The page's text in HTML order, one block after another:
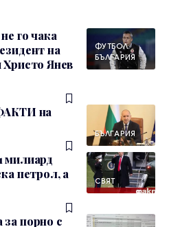
ФУТБОЛ
БЪЛГАРИЯ
го чака
на
Христо Янев
БЪЛГАРИЯ
на
СВЯТ
милиард
петрол, а
порно с